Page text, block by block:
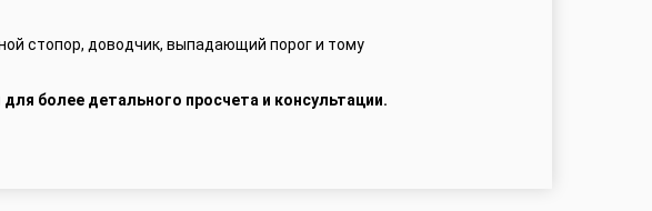
стопор, доводчик, выпадающий порог и тому
более детального просчета и консультации.